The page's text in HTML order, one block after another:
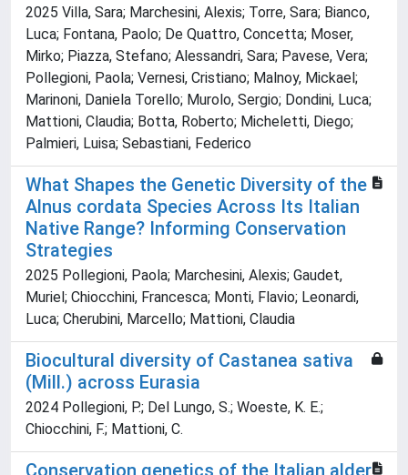
2025 Villa, Sara; Marchesini, Alexis; Torre, Sara; Bianco,
Luca; Fontana, Paolo; De Quattro, Concetta; Moser,
Mirko; Piazza, Stefano; Alessandri, Sara; Pavese, Vera;
Pollegioni, Paola; Vernesi, Cristiano; Malnoy, Mickael;
Marinoni, Daniela Torello; Murolo, Sergio; Dondini, Luca;
Mattioni, Claudia; Botta, Roberto; Micheletti, Diego;
Palmieri, Luisa; Sebastiani, Federico
What Shapes the Genetic Diversity of the
Alnus cordata Species Across Its Italian
Native Range? Informing Conservation
Strategies
2025 Pollegioni, Paola; Marchesini, Alexis; Gaudet,
Muriel; Chiocchini, Francesca; Monti, Flavio; Leonardi,
Luca; Cherubini, Marcello; Mattioni, Claudia
Biocultural diversity of Castanea sativa
(Mill.) across Eurasia
2024 Pollegioni, P.; Del Lungo, S.; Woeste, K. E.;
Chiocchini, F.; Mattioni, C.